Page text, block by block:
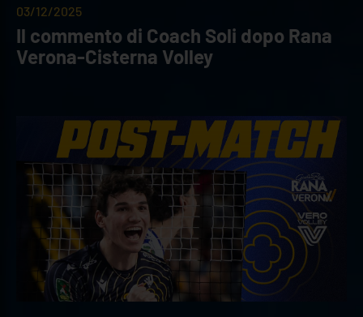
03/12/2025
Il commento di Coach Soli dopo Rana
Verona-Cisterna Volley